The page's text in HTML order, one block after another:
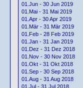
01.Jun - 30 Jun 2019
01.Mai - 31 Mai 2019
01.Apr - 30 Apr 2019
01.Mär - 31 Mär 2019
01.Feb - 28 Feb 2019
01.Jan - 31 Jan 2019
01.Dez - 31 Dez 2018
01.Nov - 30 Nov 2018
01.Okt - 31 Okt 2018
01.Sep - 30 Sep 2018
01.Aug - 31 Aug 2018
01.Jul - 31 Jul 2018